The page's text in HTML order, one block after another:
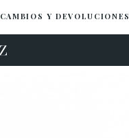
CAMBIOS Y DEVOLUCIONES